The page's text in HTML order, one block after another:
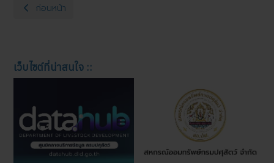
เนื้อหาก่อนหน้า: รายงานสถิติปริมาณสัตว์เลี้ยงจังหวัดหนองบัวลำภู
ก่อนหน้า
เว็บไซต์ที่น่าสนใจ ::